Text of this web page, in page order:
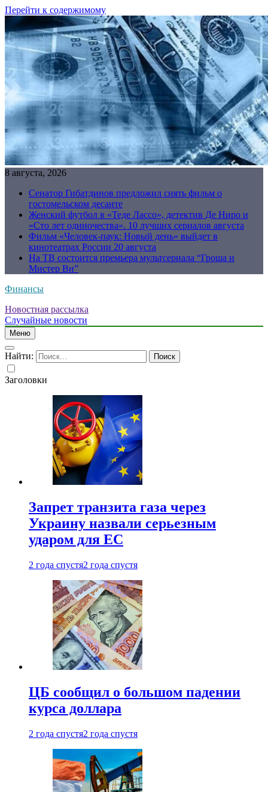
Перейти к содержимому
8 августа, 2026
Сенатор Гибатдинов предложил снять фильм о
гостомельском десанте
Женский футбол в «Теде Лассо», детектив Де Ниро и
«Сто лет одиночества». 10 лучших сериалов августа
Фильм «Человек-паук: Новый день» выйдет в
кинотеатрах России 20 августа
На ТВ состоится премьера мультсериала “Гроша и
Мистер Ви”
Финансы
Новостная рассылка
Случайные новости
Меню
Найти:
Заголовки
Запрет транзита газа через
Украину назвали серьезным
ударом для ЕС
2 года спустя2 года спустя
ЦБ сообщил о большом падении
курса доллара
2 года спустя2 года спустя